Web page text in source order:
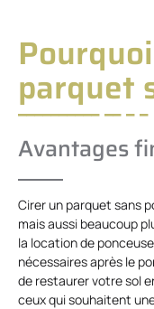
parquet
Avantages
Cirer un parquet sans
mais aussi beaucoup
la location de
nécessaires après le
de restaurer votre sol
ceux qui souhaitent